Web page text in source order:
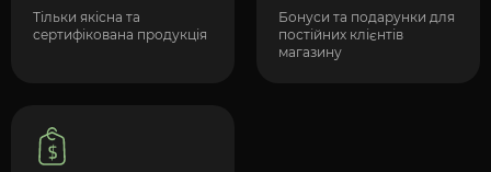
Тільки якісна та
сертифікована продукція
Бонуси та подарунки для
постійних клієнтів
магазину